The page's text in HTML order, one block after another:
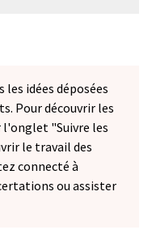
idées déposées
Pour découvrir les
l'onglet "Suivre les
le travail des
connecté à
ou assister